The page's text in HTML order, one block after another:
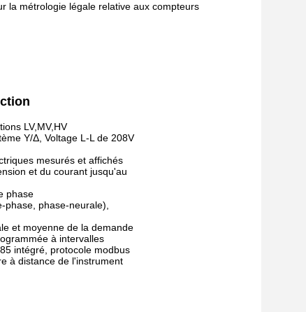
la métrologie légale relative aux compteurs
LV,MV,HV
Y/Δ, Voltage L-L de 208V
mesurés et affichés
et du courant jusqu'au
phase
phase, phase-neurale),
et moyenne de la demande
à intervalles
intégré, protocole modbus
à distance de l'instrument